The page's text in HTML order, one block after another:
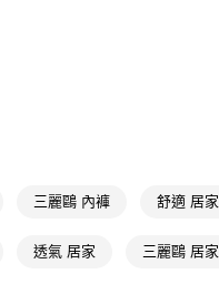
三麗鷗 內褲 舒適 居家
透氣 居家 三麗鷗 居家